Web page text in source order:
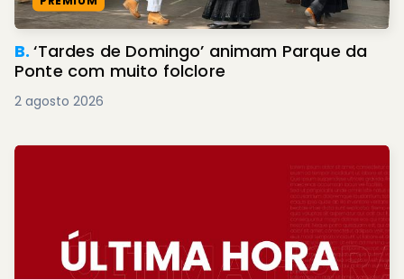
B.‘Tardes de Domingo’ animam Parque da
Ponte com muito folclore
2 agosto 2026